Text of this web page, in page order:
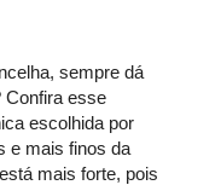
sempre dá
Confira esse
escolhida por
e mais finos da
mais forte, pois